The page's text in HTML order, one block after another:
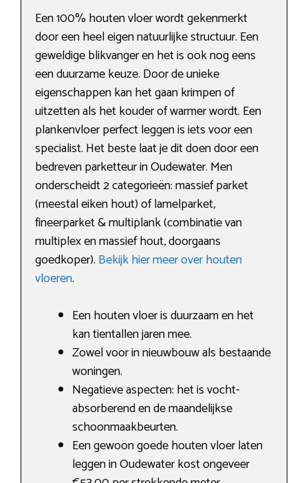
Een 100% houten vloer wordt gekenmerkt
door een heel eigen natuurlijke structuur. Een
geweldige blikvanger en het is ook nog eens
een duurzame keuze. Door de unieke
eigenschappen kan het gaan krimpen of
uitzetten als het kouder of warmer wordt. Een
plankenvloer perfect leggen is iets voor een
specialist. Het beste laat je dit doen door een
bedreven parketteur in Oudewater. Men
onderscheidt 2 categorieën: massief parket
(meestal eiken hout) of lamelparket,
fineerparket & multiplank (combinatie van
multiplex en massief hout, doorgaans
goedkoper). Bekijk hier meer over houten
vloeren.
Een houten vloer is duurzaam en het
kan tientallen jaren mee.
Zowel voor in nieuwbouw als bestaande
woningen.
Negatieve aspecten: het is vocht-
absorberend en de maandelijkse
schoonmaakbeurten.
Een gewoon goede houten vloer laten
leggen in Oudewater kost ongeveer